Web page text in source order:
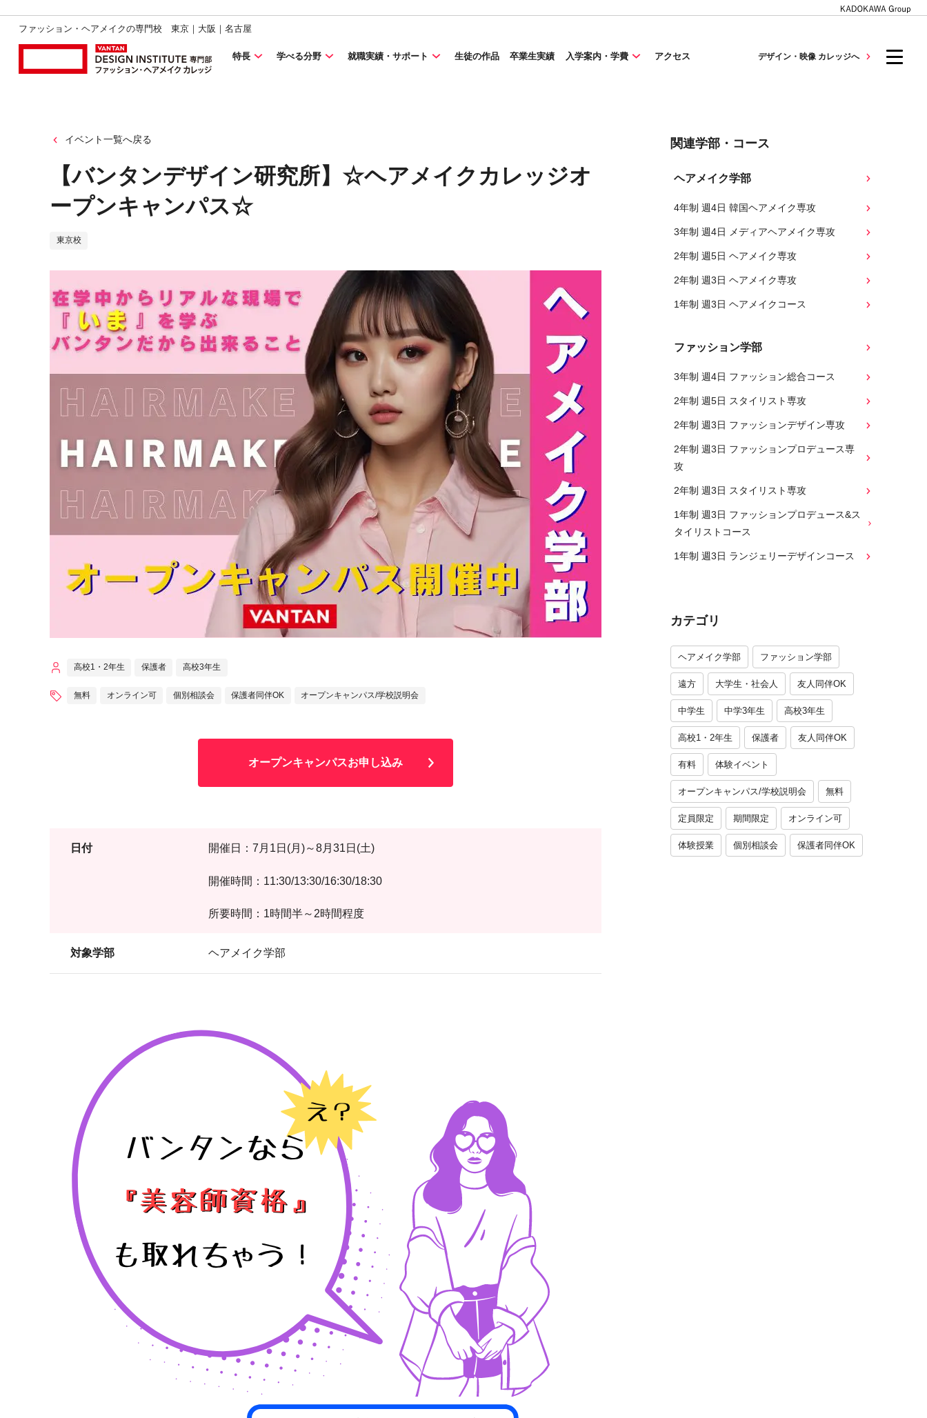
ファッション・ヘアメイクの専門校 東京｜大阪｜名古屋
特長 学べる分野 就職実績・サポート 生徒の作品 卒業生実績 入学案内・学費 アクセス デザイン・映像 カレッジへ
イベント一覧へ戻る
【バンタンデザイン研究所】☆ヘアメイクカレッジオ
ープンキャンパス☆
東京校
高校1・2年生 保護者 高校3年生
無料 オンライン可 個別相談会 保護者同伴OK オープンキャンパス/学校説明会
オープンキャンパスお申し込み
日付 開催日：7月1日(月)～8月31日(土)
開催時間：11:30/13:30/16:30/18:30
所要時間：1時間半～2時間程度
対象学部 ヘアメイク学部
関連学部・コース
ヘアメイク学部
4年制 週4日 韓国ヘアメイク専攻
3年制 週4日 メディアヘアメイク専攻
2年制 週5日 ヘアメイク専攻
2年制 週3日 ヘアメイク専攻
1年制 週3日 ヘアメイクコース
ファッション学部
3年制 週4日 ファッション総合コース
2年制 週5日 スタイリスト専攻
2年制 週3日 ファッションデザイン専攻
2年制 週3日 ファッションプロデュース専
攻
2年制 週3日 スタイリスト専攻
1年制 週3日 ファッションプロデュース&ス
タイリストコース
1年制 週3日 ランジェリーデザインコース
カテゴリ
ヘアメイク学部 ファッション学部
遠方 大学生・社会人 友人同伴OK
中学生 中学3年生 高校3年生
高校1・2年生 保護者 友人同伴OK
有料 体験イベント
オープンキャンパス/学校説明会 無料
定員限定 期間限定 オンライン可
体験授業 個別相談会 保護者同伴OK